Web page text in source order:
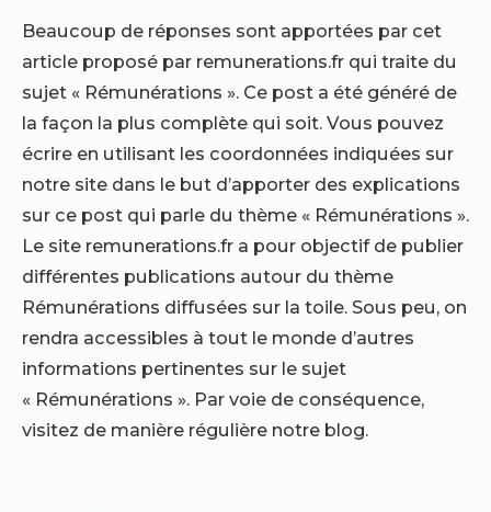
Beaucoup de réponses sont apportées par cet
article proposé par remunerations.fr qui traite du
sujet « Rémunérations ». Ce post a été généré de
la façon la plus complète qui soit. Vous pouvez
écrire en utilisant les coordonnées indiquées sur
notre site dans le but d’apporter des explications
sur ce post qui parle du thème « Rémunérations ».
Le site remunerations.fr a pour objectif de publier
différentes publications autour du thème
Rémunérations diffusées sur la toile. Sous peu, on
rendra accessibles à tout le monde d’autres
informations pertinentes sur le sujet
« Rémunérations ». Par voie de conséquence,
visitez de manière régulière notre blog.